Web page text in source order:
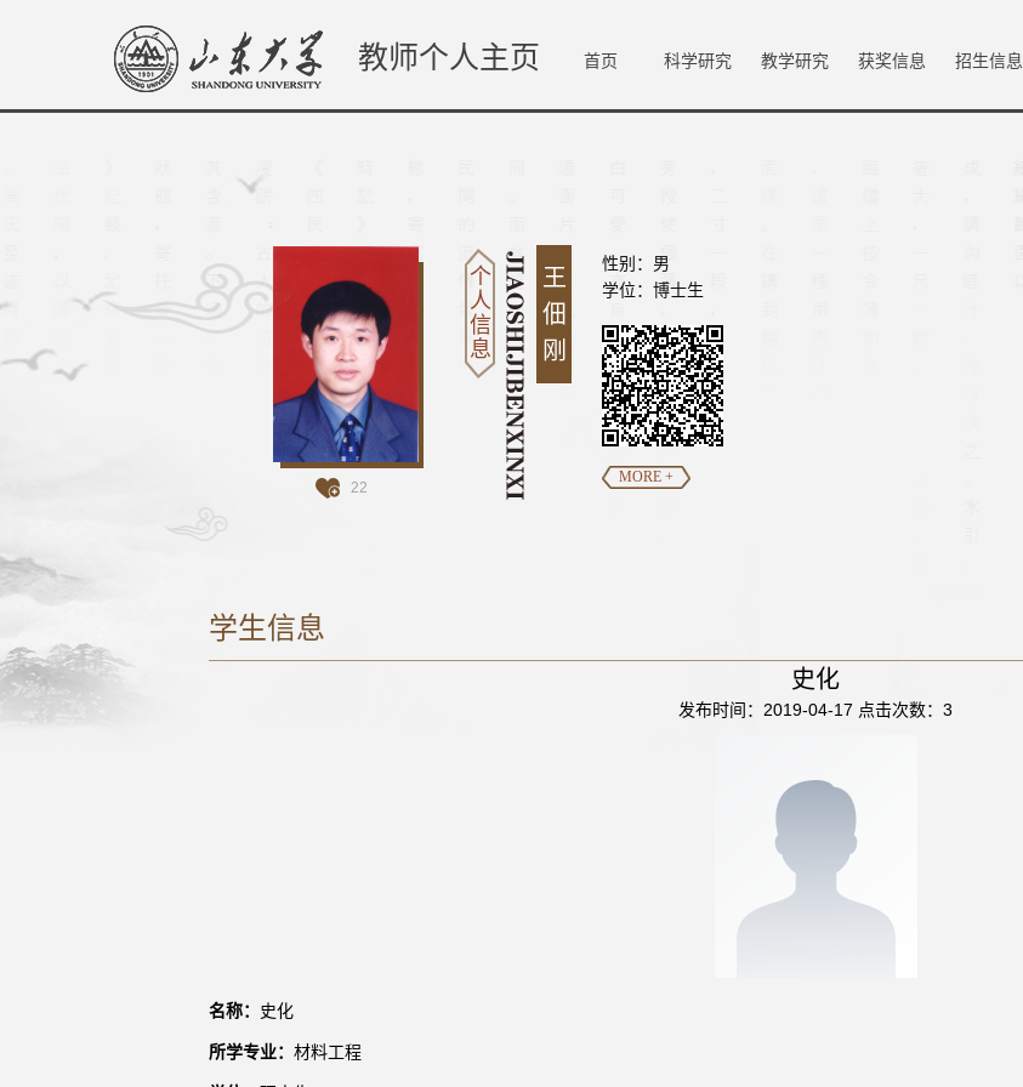
教师个人主页 首页 科学研究 教学研究 获奖信息 招生信息
22
个
人
信
息
王
佃
刚
性别：男
学位：博士生
MORE +
学生信息
史化
发布时间：2019-04-17 点击次数： 3
名称： 史化
所学专业： 材料工程